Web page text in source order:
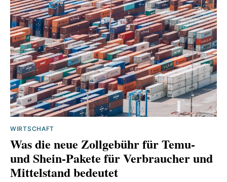
WIRTSCHAFT
Was die neue Zollgebühr für Temu‑
und Shein‑Pakete für Verbraucher und
Mittelstand bedeutet